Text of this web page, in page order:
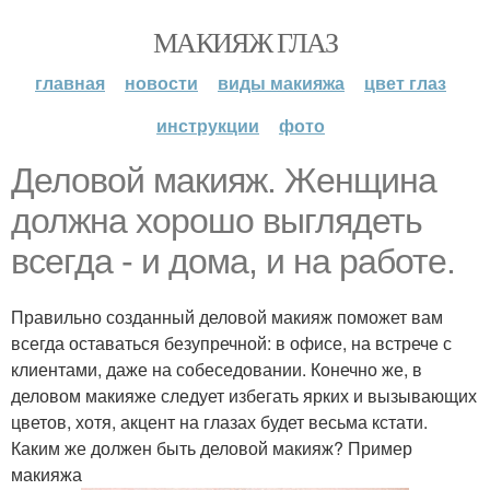
МАКИЯЖ ГЛАЗ
главная новости виды макияжа
цвет глаз
инструкции
фото
Деловой макияж. Женщина
должна хорошо выглядеть
всегда - и дома, и на работе.
Правильно созданный деловой макияж поможет вам
всегда оставаться безупречной: в офисе, на встрече с
клиентами, даже на собеседовании. Конечно же, в
деловом макияже следует избегать ярких и вызывающих
цветов, хотя, акцент на глазах будет весьма кстати.
Каким же должен быть деловой макияж? Пример
макияжа